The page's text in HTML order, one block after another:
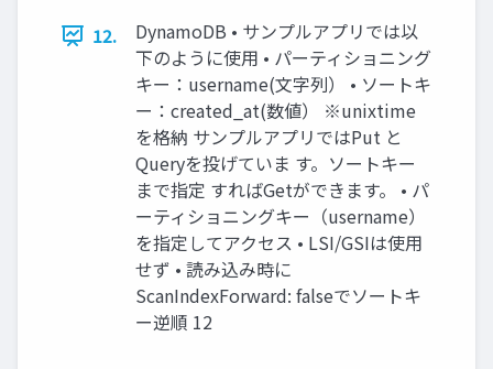
12.
DynamoDB • サンプルアプリでは以
下のように使用 • パーティショニング
キー：username(文字列） • ソートキ
ー：created_at(数値） ※unixtime
を格納 サンプルアプリではPut と
Queryを投げていま す。ソートキー
まで指定 すればGetができます。 • パ
ーティショニングキー（username）
を指定してアクセス • LSI/GSIは使用
せず • 読み込み時に
ScanIndexForward: falseでソートキ
ー逆順 12